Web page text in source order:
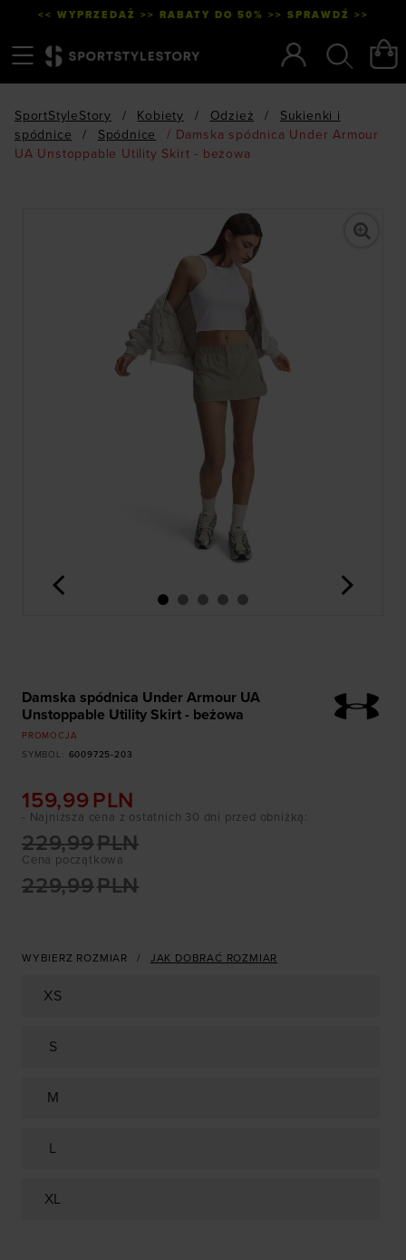
<< WYPRZEDAŻ >> RABATY DO 50% >> SPRAWDŹ >>
SportStyleStory / Kobiety / Odzież /
Sukienki i
spódnice
/ Spódnice / Damska spódnica Under Armour
UA Unstoppable Utility Skirt - beżowa
<
Damska spódnica Under Armour UA
Unstoppable Utility Skirt - beżowa
PROMOCJA
SYMBOL
6009725-203
159,99 PLN
Cena początkowa
229,99PLN
229,99PLN
- Najniższa cena z ostatnich 30 dni przed obniżką:
WYBIERZ ROZMIAR JAK DOBRAĆ ROZMIAR
XS
S
M
L
XL